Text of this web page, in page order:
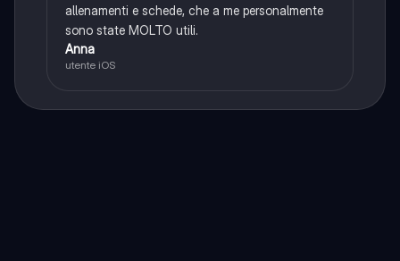
allenamenti e schede, che a me personalmente
sono state MOLTO utili.
Anna
utente iOS